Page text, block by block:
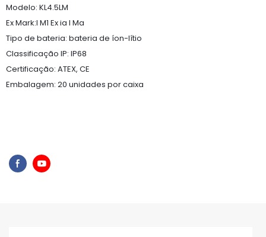
Modelo: KL4.5LM
Ex Mark:I M1 Ex ia I Ma
Tipo de bateria: bateria de íon-lítio
Classificação IP: IP68
Certificação: ATEX, CE
Embalagem: 20 unidades por caixa